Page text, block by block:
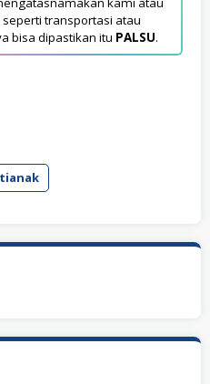
transportasi atau
bisa dipastikan itu PALSU.